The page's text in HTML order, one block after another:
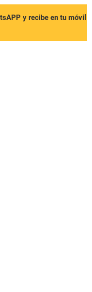
y recibe en tu móvil